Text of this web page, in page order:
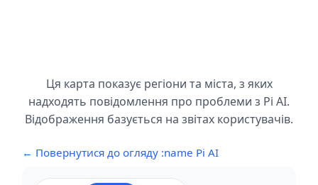
Ця карта показує регіони та міста, з яких
надходять повідомлення про проблеми з Pi AI.
Відображення базується на звітах користувачів.
← Повернутися до огляду :name Pi AI